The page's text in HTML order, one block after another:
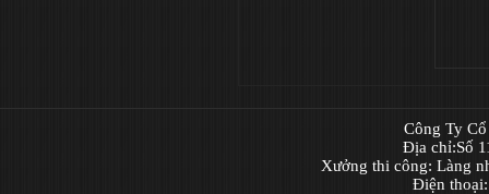
Công Ty
Địa chỉ:Số
Xưởng thi công: Làng
Điện